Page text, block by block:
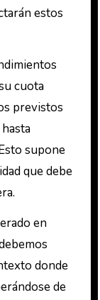
estos
cuota
previstos
supone
que debe
en
donde
de